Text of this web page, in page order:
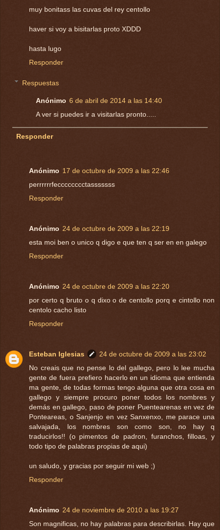
muy bonitass las cuvas del rey centollo
haver si voy a bisitarlas proto XDDD
hasta lugo
Responder
Respuestas
Anónimo 6 de abril de 2014 a las 14:40
A ver si puedes ir a visitarlas pronto.....
Responder
Anónimo 17 de octubre de 2009 a las 22:46
perrrrrrfecccccccctasssssss
Responder
Anónimo 24 de octubre de 2009 a las 22:19
esta moi ben o unico q digo e que ten q ser en en galego
Responder
Anónimo 24 de octubre de 2009 a las 22:20
por certo q bruto o q dixo o de centollo porq e cintollo non
centolo cacho listo
Responder
Esteban Iglesias
24 de octubre de 2009 a las 23:02
No creais que no pense lo del gallego, pero lo lee mucha
gente de fuera prefiero hacerlo en un idioma que entienda
ma gente, de todas formas tengo alguna que otra cosa en
gallego y siempre procuro poner todos los nombres y
demás en gallego, paso de poner Puentearenas en vez de
Ponteareas, o Sanjenjo en vez Sanxenxo, me parace una
salvajada, los nombres son como son, no hay q
traducirlos!! (o pimentos de padron, furanchos, filloas, y
todo tipo de palabras propias de aqui)
un saludo, y gracias por seguir mi web ;)
Responder
Anónimo 24 de noviembre de 2010 a las 19:27
Son magnificas, no hay palabras para describirlas. Hay que